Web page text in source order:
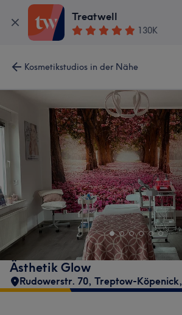
Treatwell
130K
Kosmetikstudios in der Nähe
Ästhetik Glow
Rudowerstr. 70, Treptow-Köpenick,